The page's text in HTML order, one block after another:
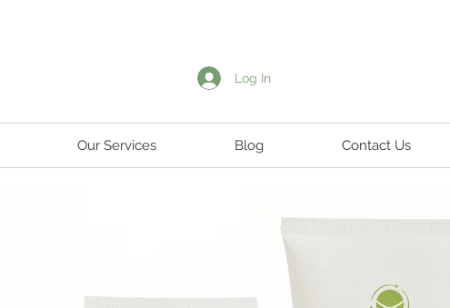
Log In
Our Services Blog Contact Us